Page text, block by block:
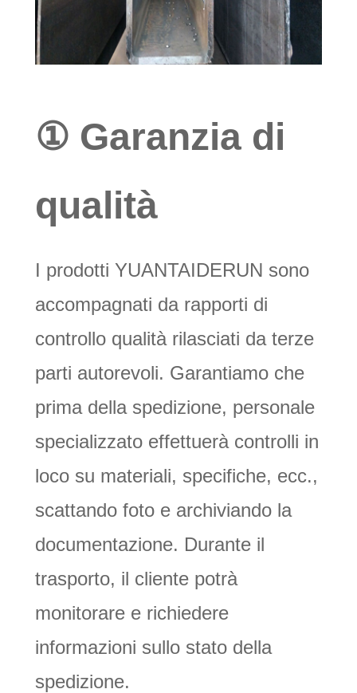
① Garanzia di
qualità
I prodotti YUANTAIDERUN sono
accompagnati da rapporti di
controllo qualità rilasciati da terze
parti autorevoli. Garantiamo che
prima della spedizione, personale
specializzato effettuerà controlli in
loco su materiali, specifiche, ecc.,
scattando foto e archiviando la
documentazione. Durante il
trasporto, il cliente potrà
monitorare e richiedere
informazioni sullo stato della
spedizione.